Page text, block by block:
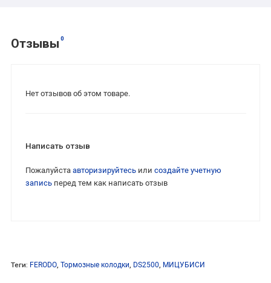
Отзывы 0
Нет отзывов об этом товаре.
Написать отзыв
Пожалуйста авторизируйтесьили создайте учетную
записьперед тем как написать отзыв
Теги: FERODO Тормозные колодки DS2500 МИЦУБИСИ